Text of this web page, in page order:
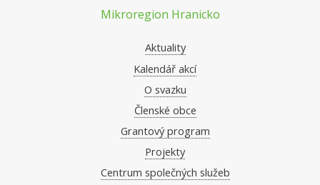
Mikroregion Hranicko
Aktuality
Kalendář akcí
O svazku
Členské obce
Grantový program
Projekty
Centrum společných služeb